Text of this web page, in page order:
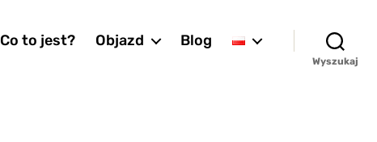
Co to jest? Objazd Blog
Wyszukaj